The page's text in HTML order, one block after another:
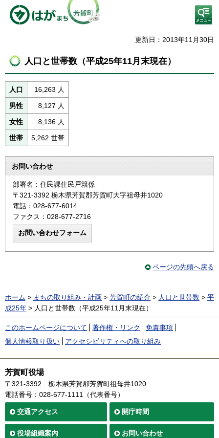
検
索・
メニ
更新日：2013年11月30日
人口と世帯数（平成25年11月末現在）
人口 16,263 人
男性 8,127 人
女性 8,136 人
世帯 5,262 世帯
お問い合わせ
部署名：住民課住民戸籍係
〒321-3392 栃木県芳賀郡芳賀町大字祖母井1020
電話：028-677-6014
ファクス：028-677-2716
ページの先頭へ戻る
ホーム > まちの取り組み・計画 > 芳賀町の紹介 > 人口と世帯数 > 平
成25年 > 人口と世帯数（平成25年11月末現在）
このホームページについて 著作権・リンク
免責事項
個人情報取り扱い
アクセシビリティへの取り組み
芳賀町役場
〒321-3392
栃木県芳賀郡芳賀町祖母井1020
電話番号：028-677-1111（代表番号）
交通アクセス 開庁時間
役場組織案内 お問い合わせ